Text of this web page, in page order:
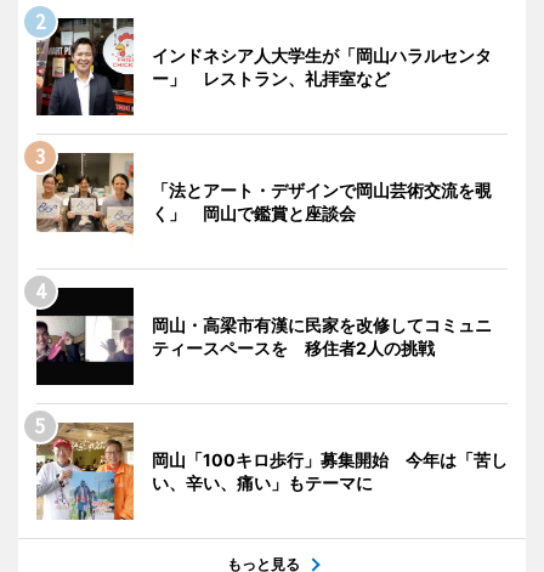
インドネシア人大学生が「岡山ハラルセンタ
ー」 レストラン、礼拝室など
「法とアート・デザインで岡山芸術交流を覗
く」 岡山で鑑賞と座談会
岡山・高梁市有漢に民家を改修してコミュニ
ティースペースを 移住者2人の挑戦
岡山「100キロ歩行」募集開始 今年は「苦し
い、辛い、痛い」もテーマに
もっと見る